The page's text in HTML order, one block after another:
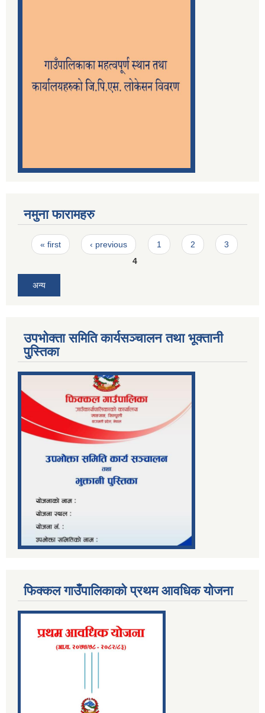
नमुना फारामहरु
Pages
« first ‹ previous 1 2
3
4
अन्य
उपभोक्ता समिति कार्यसञ्चालन तथा भूक्तानी
पु्स्तिका
फिक्कल गाउँपालिकाको प्रथम आवधिक योजना